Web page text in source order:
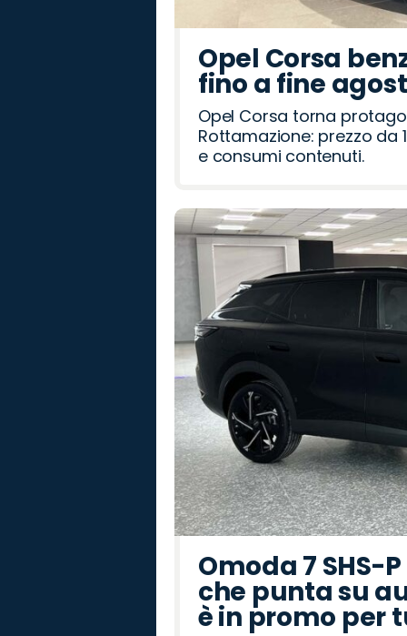
Opel Corsa
fino a fine
Opel Corsa torna
Rottamazione: prezzo da
e consumi contenuti.
Omoda 7 SHS-
che punta su
è in promo per